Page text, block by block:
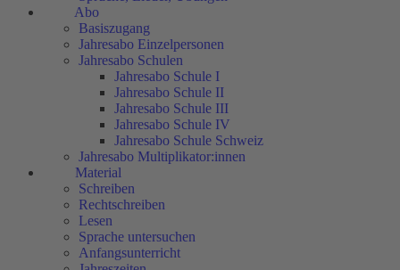
Abo
Basiszugang
Jahresabo Einzelpersonen
Jahresabo Schulen
Jahresabo Schule I
Jahresabo Schule II
Jahresabo Schule III
Jahresabo Schule IV
Jahresabo Schule Schweiz
Jahresabo Multiplikator:innen
Material
Schreiben
Rechtschreiben
Lesen
Sprache untersuchen
Anfangsunterricht